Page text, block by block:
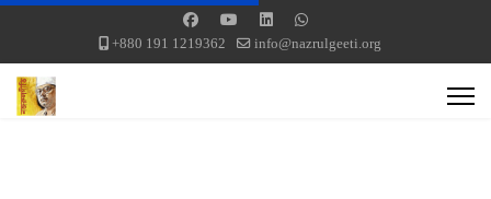
+880 191 1219362 info@nazrulgeeti.org